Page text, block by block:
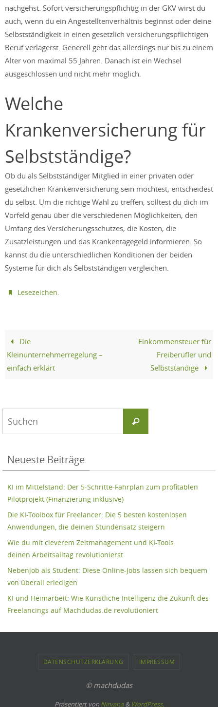
nachgehst. Sofort versicherungspflichtig in der GKV wirst du
auch, wenn du ein Angestelltenverhältnis beginnst oder deine
Selbstständigkeit in einen gesetzlich versicherungspflichtigen
Beruf verlagerst. Generell geht das allerdings nur bis zu einem
Alter von maximal 55 Jahren. Danach ist ein Wechsel
ausgeschlossen und nicht mehr möglich.
Welche
Krankenversicherung für
Selbstständige?
Ob du als Selbstständiger Mitglied in einer privaten oder
gesetzlichen Krankenversicherung sein möchtest, entscheidest
du selbst. Um die richtige Wahl zu treffen, solltest du dich im
Vorfeld genau über die verschiedenen Möglichkeiten, den
Umfang des Versicherungsschutzes, die Kosten, die
Zusatzleistungen und das Krankentagegeld informieren. So
kannst du die unterschiedlichen Konditionen der beiden
Systeme für dich als Selbstständigen vergleichen.
Lesezeichen.
Die
Kleinunternehmerregelung –
einfach erklärt
Einkommensteuer für
Freiberufler und
Selbstständige
Suchen
Neueste Beiträge
KI im Mittelstand: Der 5-Schritte-Fahrplan zum profitablen
Pilotprojekt (Finanzierung inklusive)
Die KI-Toolbox für Freelancer: Die 5 besten kostenlosen
Anwendungen, die deinen Stundensatz steigern
Wie du mit cleverem Zeitmanagement und KI-Tools
deinen Arbeitsalltag revolutionierst
Nebenjob als Student: Diese Online-Jobs lassen sich bequem
von überall erledigen
KI und Heimarbeit: Wie Künstliche Intelligenz die Zukunft des
Freelancings auf Machdudas.de revolutioniert
DATENSCHUTZERKLÄRUNG IMPRESSUM
© machdudas
Präsentiert von Nirvana& WordPress.